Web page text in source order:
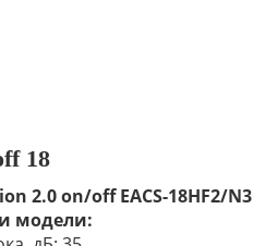
18
2.0 on/off EACS-18HF2/N3
модели: